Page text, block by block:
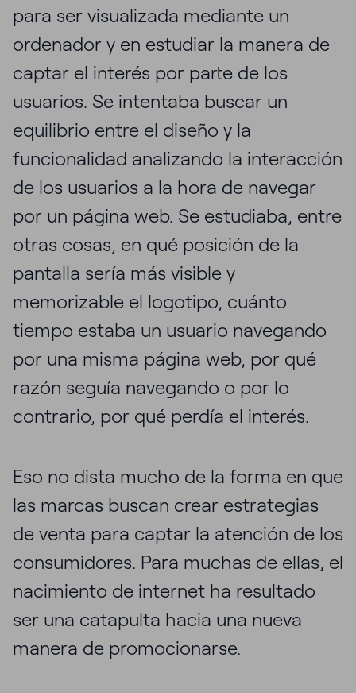
para ser visualizada mediante un
ordenador y en estudiar la manera de
captar el interés por parte de los
usuarios. Se intentaba buscar un
equilibrio entre el diseño y la
funcionalidad analizando la interacción
de los usuarios a la hora de navegar
por un página web. Se estudiaba, entre
otras cosas, en qué posición de la
pantalla sería más visible y
memorizable el logotipo, cuánto
tiempo estaba un usuario navegando
por una misma página web, por qué
razón seguía navegando o por lo
contrario, por qué perdía el interés.
Eso no dista mucho de la forma en que
las marcas buscan crear estrategias
de venta para captar la atención de los
consumidores. Para muchas de ellas, el
nacimiento de internet ha resultado
ser una catapulta hacia una nueva
manera de promocionarse.